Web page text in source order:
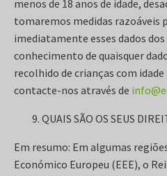
menos de 18 anos de idade,
tomaremos medidas razoáveis
imediatamente esses dados
conhecimento de quaisquer
recolhido de crianças com
contacte-nos através de
QUAIS SÃO OS SEUS
Em resumo: Em algumas
Económico Europeu (EEE), o